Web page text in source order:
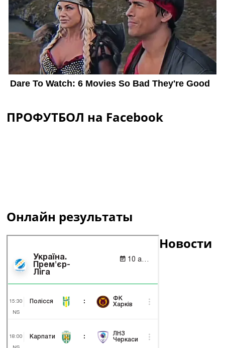
ПРОФУТБОЛ на Facebook
Онлайн результаты
Новости